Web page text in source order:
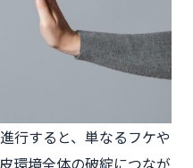
行すると、単なるフケや